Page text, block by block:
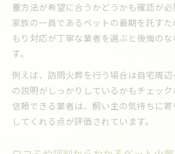
口コミや下関動物霊園のレビ
追加費用や料金体系の分かり
霊園や火葬場の環境整備と安
ペット火葬の口コミで注目す
下関動物霊園レビューの参考
実際の利用者が感じたペット
口コミからみえるペット火葬
養方法が希望に合うかどうかも確認が必
家族の一員であるペットの最期を託す
もり対応が丁寧な業者を選ぶと後悔の
す。
例えば、訪問火葬を行う場合は自宅周
の説明がしっかりしているかもチェック
信頼できる業者は、飼い主の気持ちに
してくれる点が評価されています。